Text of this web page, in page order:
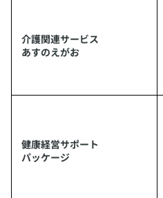
介護関連サービス
あすのえがお
健康経営サポート
パッケージ